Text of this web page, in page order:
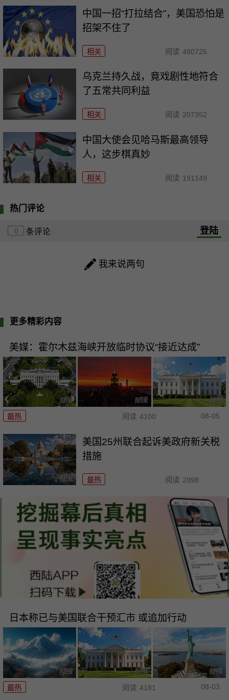
中国一招“打拉结合”，美国恐怕是
招架不住了
相关 阅读 480725
乌克兰持久战，竟戏剧性地符合
了五常共同利益
相关 阅读 207352
中国大使会见哈马斯最高领导
人，这步棋真妙
相关 阅读 191149
热门评论
0 条评论 登陆
我来说两句
更多精彩内容
美媒：霍尔木兹海峡开放临时协议“接近达成”
最热 阅读 4100 08-05
美国25州联合起诉美政府新关税
措施
最热 阅读 2898
日本称已与美国联合干预汇市 或追加行动
最热 阅读 4181 08-03